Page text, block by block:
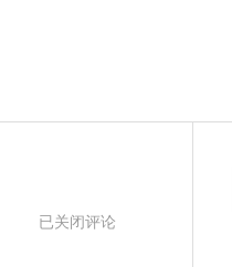
百
已关闭评论